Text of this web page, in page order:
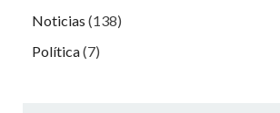
Noticias (138)
Política(7)